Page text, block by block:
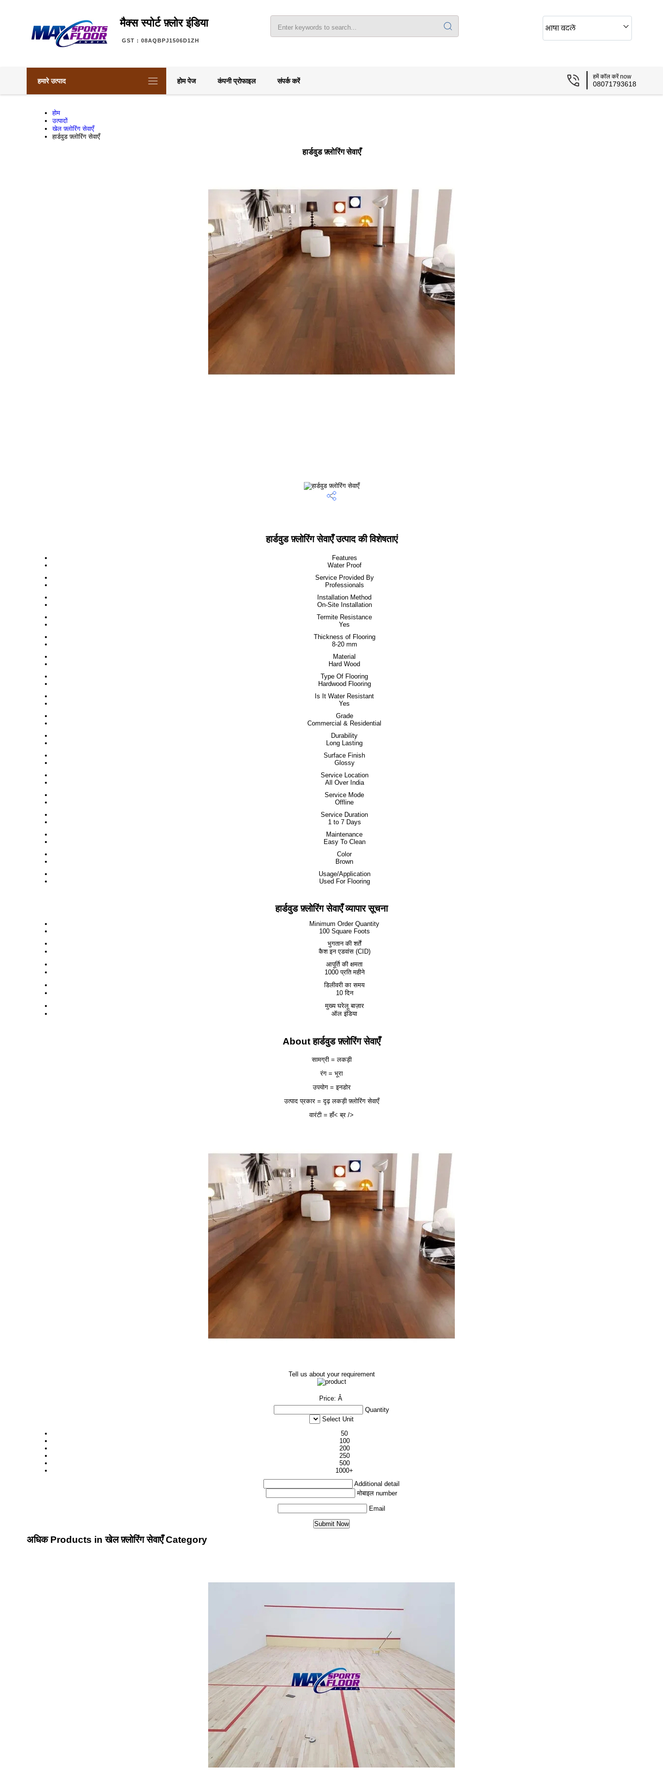
मैक्स स्पोर्ट फ़्लोर इंडिया
GST : 08AQBPJ1506D1ZH
भाषा बदलें
हमारे उत्पाद होम पेज कंपनी प्रोफाइल संपर्क करें
हमें कॉल करें now
08071793618
होम
उत्पादों
खेल फ़्लोरिंग सेवाएँ
हार्डवुड फ़्लोरिंग सेवाएँ
हार्डवुड फ़्लोरिंग सेवाएँ
हार्डवुड फ़्लोरिंग सेवाएँ उत्पाद की विशेषताएं
Features
Water Proof
Service Provided By
Professionals
Installation Method
On-Site Installation
Termite Resistance
Yes
Thickness of Flooring
8-20 mm
Material
Hard Wood
Type Of Flooring
Hardwood Flooring
Is It Water Resistant
Yes
Grade
Commercial & Residential
Durability
Long Lasting
Surface Finish
Glossy
Service Location
All Over India
Service Mode
Offline
Service Duration
1 to 7 Days
Maintenance
Easy To Clean
Color
Brown
Usage/Application
Used For Flooring
हार्डवुड फ़्लोरिंग सेवाएँ व्यापार सूचना
Minimum Order Quantity
100 Square Foots
भुगतान की शर्तें
कैश इन एडवांस (CID)
आपूर्ति की क्षमता
1000 प्रति महीने
डिलीवरी का समय
10 दिन
मुख्य घरेलू बाज़ार
ऑल इंडिया
About हार्डवुड फ़्लोरिंग सेवाएँ
सामग्री = लकड़ी
रंग = भूरा
उपयोग = इनडोर
उत्पाद प्रकार = दृढ़ लकड़ी फ़्लोरिंग सेवाएँ
वारंटी = हाँ< ब्र />
Tell us about your requirement
Price: Â
Quantity
Select Unit
50
100
200
250
500
1000+
Additional detail
मोबाइल number
Email
अधिक Products in खेल फ़्लोरिंग सेवाएँ Category